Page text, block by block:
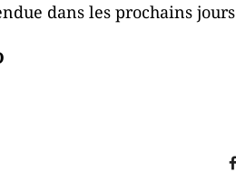
dans les prochains